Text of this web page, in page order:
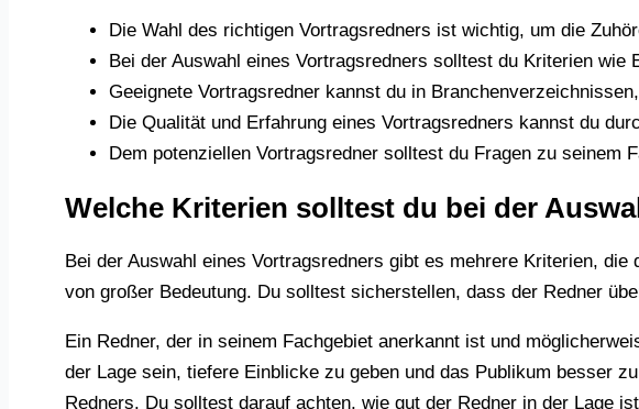
Die Wahl des richtigen Vortragsredners ist wichtig, um die
Bei der Auswahl eines Vortragsredners solltest du Kriterien
Geeignete Vortragsredner kannst du in
Die Qualität und Erfahrung eines Vortragsredners kannst du
Dem potenziellen Vortragsredner solltest du Fragen zu seinem
Welche Kriterien solltest du bei der
Bei der Auswahl eines Vortragsredners gibt es mehrere Kriterien,
von großer Bedeutung. Du solltest sicherstellen, dass der Redner
Ein Redner, der in seinem Fachgebiet anerkannt ist und
der Lage sein, tiefere Einblicke zu geben und das Publikum besser
Redners. Du solltest darauf achten, wie gut der Redner in der Lage